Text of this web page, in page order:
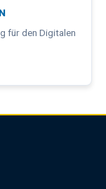
für den Digitalen